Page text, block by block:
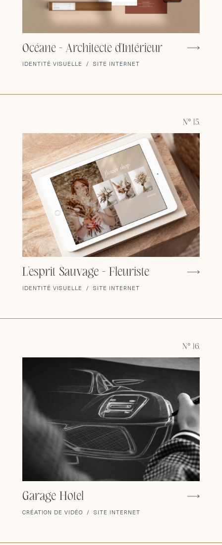
Océane - Architecte d'Intérieur
IDENTITÉ VISUELLE / SITE INTERNET
N° 15.
L'esprit Sauvage - Fleuriste
IDENTITÉ VISUELLE / SITE INTERNET
N° 16.
Garage Hotel
CRÉATION DE VIDÉO / SITE INTERNET